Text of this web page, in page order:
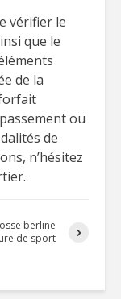
vérifier le
que le
de la
ou
de
n’hésitez
berline
de sport